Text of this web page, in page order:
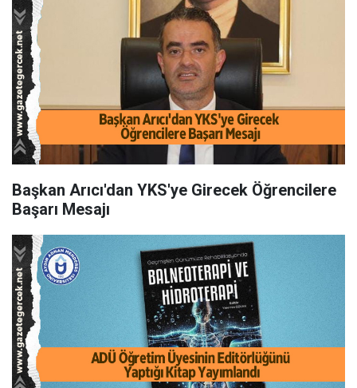
Başkan Arıcı'dan YKS'ye Girecek Öğrencilere
Başarı Mesajı